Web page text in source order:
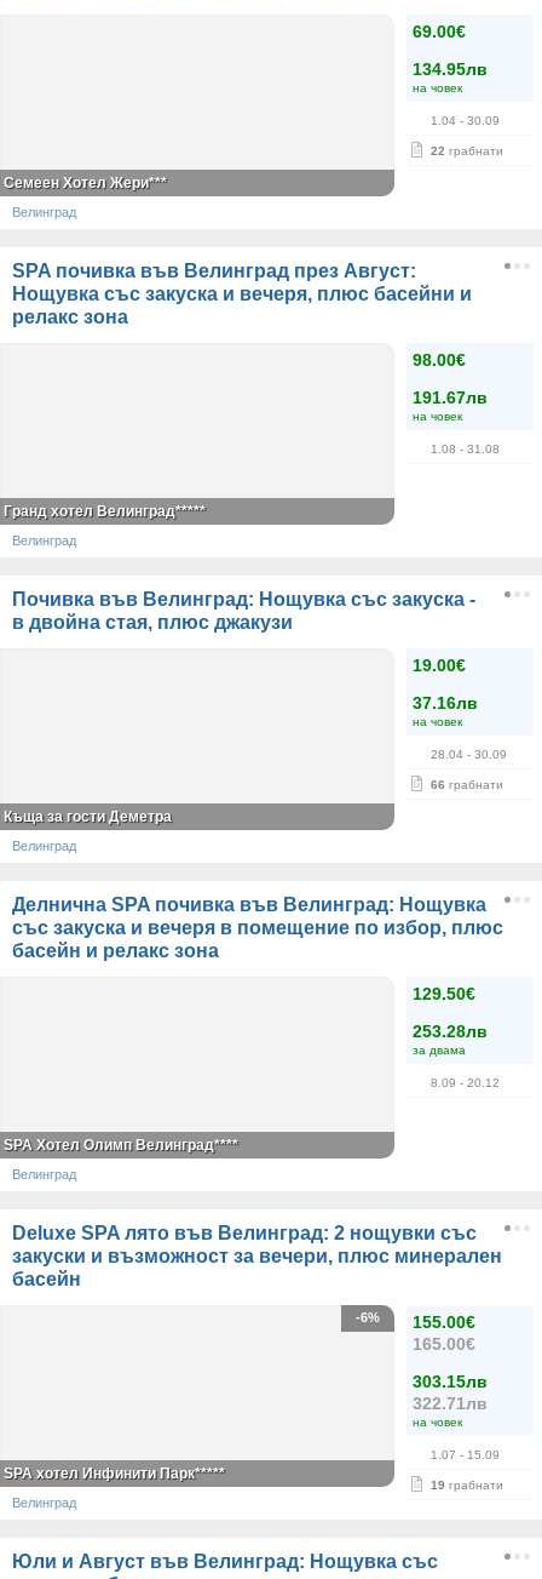
69.00€
134.95лв
на човек
1.04 - 30.09
22 грабнати
Семеен Хотел Жери***
Велинград
SPA почивка във Велинград през Август:
Нощувка със закуска и вечеря, плюс басейни и
релакс зона
98.00€
191.67лв
на човек
1.08 - 31.08
Гранд хотел Велинград*****
Велинград
Почивка във Велинград: Нощувка със закуска -
в двойна стая, плюс джакузи
19.00€
37.16лв
на човек
28.04 - 30.09
66 грабнати
Къща за гости Деметра
Велинград
Делнична SPA почивка във Велинград: Нощувка
със закуска и вечеря в помещение по избор, плюс
басейн и релакс зона
129.50€
253.28лв
за двама
8.09 - 20.12
SPA Хотел Олимп Велинград****
Велинград
Deluxe SPA лято във Велинград: 2 нощувки със
закуски и възможност за вечери, плюс минерален
басейн
155.00€
165.00€
303.15лв
322.71лв
на човек
1.07 - 15.09
19 грабнати
-6%
SPA хотел Инфинити Парк*****
Велинград
Юли и Август във Велинград: Нощувка със